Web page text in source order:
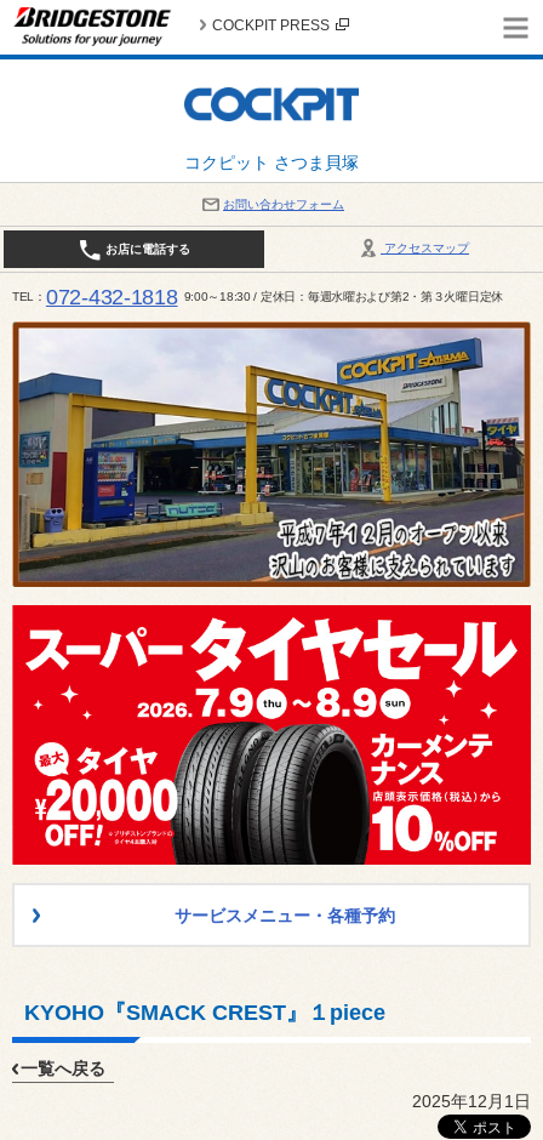
コクピット さつま貝塚
COCKPIT PRESS
お問い合わせフォーム
アクセスマップ
お店に電話する
TEL 072-432-1818 9:00～18:30 / 定休日：毎週水曜および第2・第３火曜日定休
サービスメニュー・各種予約
KYOHO『SMACK CREST』１piece
一覧へ戻る
2025年12月1日